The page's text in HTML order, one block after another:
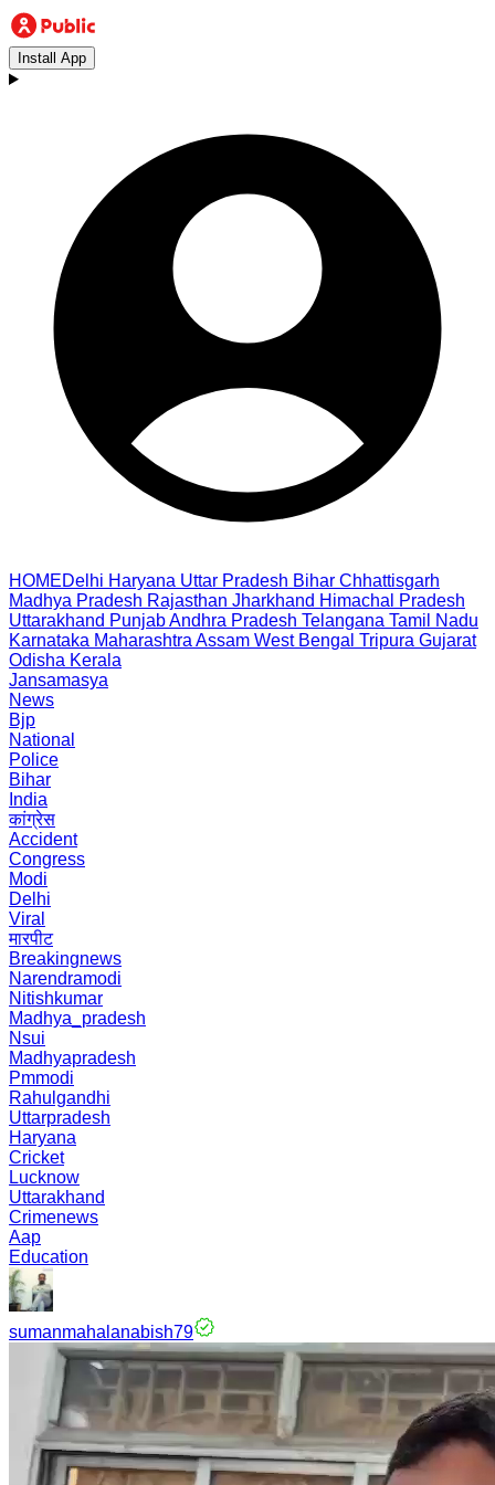
Install App
HOMEDelhi Haryana Uttar Pradesh Bihar Chhattisgarh
Madhya Pradesh Rajasthan Jharkhand Himachal Pradesh
Uttarakhand PunjabAndhra Pradesh Telangana Tamil Nadu
Karnataka Maharashtra Assam West Bengal Tripura Gujarat
Odisha Kerala
Jansamasya
News
Bjp
National
Police
Bihar
India
कांग्रेस
Accident
Congress
Modi
Delhi
Viral
मारपीट
Breakingnews
Narendramodi
Nitishkumar
Madhya_pradesh
Nsui
Madhyapradesh
Pmmodi
Rahulgandhi
Uttarpradesh
Haryana
Cricket
Lucknow
Uttarakhand
Crimenews
Aap
Education
sumanmahalanabish79